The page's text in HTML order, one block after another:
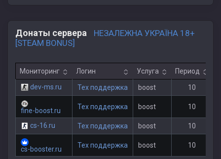
Донаты сервера
НЕЗАЛЕЖНА УКРАЇНА 18+
[STEAM BONUS]
Мониторинг Логин Услуга
Период
dev-ms.ru
Тех поддержка boost 10
fine-boost.ru Тех поддержка boost 10
cs-16.ru Тех поддержка boost 10
cs-booster.ru Тех поддержка boost 10